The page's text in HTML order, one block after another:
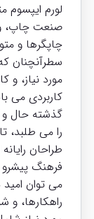
لورم ایپسوم
صنعت چاپ، و
چاپگرها و
سطرآنچنان
مورد نیاز، و
کاربردی می
گذشته حال و
را می طلبد،
طراحان
فرهنگ پیشرو
می توان
راهکارها،